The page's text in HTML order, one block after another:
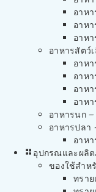
อาห
อาหา
อาห
อาหารสัตว์
อาห
อาหา
อาห
อาหา
อาหารนก –
อาหารปลา
อาห
อุปกรณและผลิ
ของใช้สำห
ทรา